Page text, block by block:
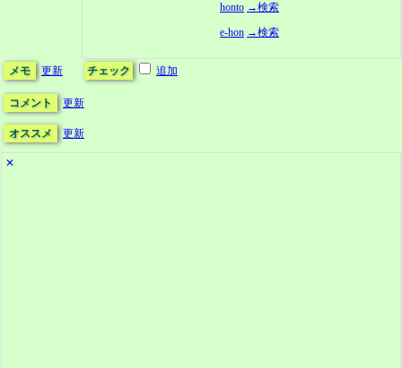
honto →検索
e-hon →検索
メモ 更新 チェック 追加
コメント 更新
オススメ 更新
✕